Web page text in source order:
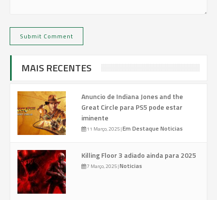
MAIS RECENTES
Anuncio de Indiana Jones and the
Great Circle para PS5 pode estar
iminente
11 Março, 2025|Em Destaque Noticias
Killing Floor 3 adiado ainda para 2025
7 Março, 2025|Noticias